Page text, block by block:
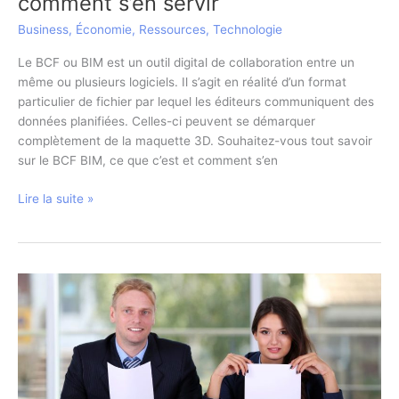
Business, Économie, Ressources, Technologie
Le BCF ou BIM est un outil digital de collaboration entre un
même ou plusieurs logiciels. Il s’agit en réalité d’un format
particulier de fichier par lequel les éditeurs communiquent des
données planifiées. Celles-ci peuvent se démarquer
complètement de la maquette 3D. Souhaitez-vous tout savoir
sur le BCF BIM, ce que c’est et comment s’en
BCF
ce
que
c’est
et
comment
s’en
servir
Lire la suite »